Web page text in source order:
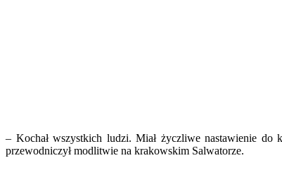
– Kochał wszystkich ludzi. Miał życzliwe nastawienie do
przewodniczył modlitwie na krakowskim Salwatorze.